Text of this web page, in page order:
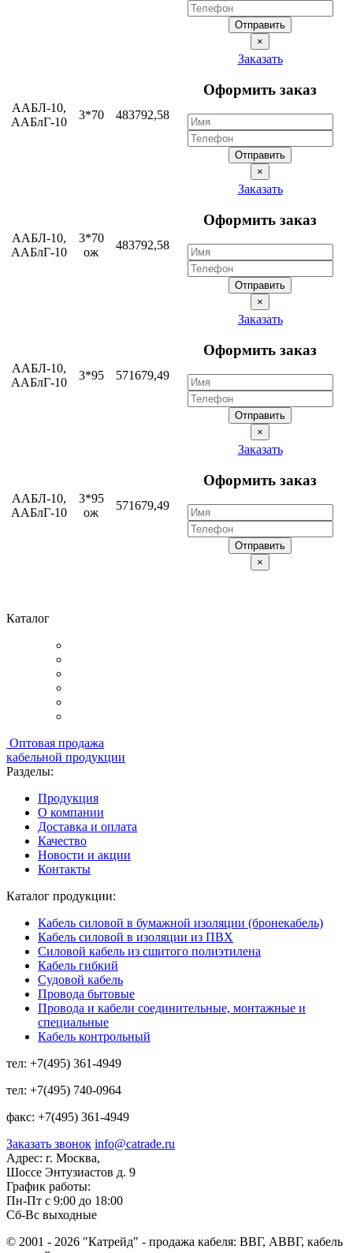
Отправить
×
ААБЛ-10,
ААБлГ-10
3*70 483792,58
Заказать
Оформить заказ
Отправить
×
ААБЛ-10,
ААБлГ-10
3*70
ож
483792,58
Заказать
Оформить заказ
Отправить
×
ААБЛ-10,
ААБлГ-10
3*95 571679,49
Заказать
Оформить заказ
Отправить
×
ААБЛ-10,
ААБлГ-10
3*95
ож
571679,49
Заказать
Оформить заказ
Отправить
×
Каталог
Оптовая продажа
кабельной продукции
Разделы:
Продукция
О компании
Доставка и оплата
Качество
Новости и акции
Контакты
Каталог продукции:
Кабель силовой в бумажной изоляции (бронекабель)
Кабель силовой в изоляции из ПВХ
Силовой кабель из сшитого полиэтилена
Кабель гибкий
Судовой кабель
Провода бытовые
Провода и кабели соединительные, монтажные и
специальные
Кабель контрольный
тел: +7(495) 361-4949
тел: +7(495) 740-0964
факс: +7(495) 361-4949
Заказать звонок info@catrade.ru
Адрес: г. Москва,
Шоссе Энтузиастов д. 9
График работы:
Пн-Пт с 9:00 до 18:00
Сб-Вс выходные
© 2001 - 2026 "Катрейд" - продажа кабеля: ВВГ, АВВГ, кабель